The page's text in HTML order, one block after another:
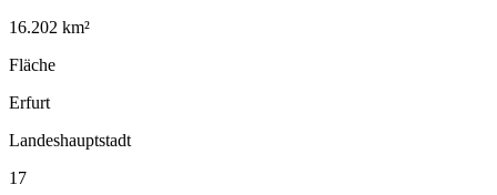
16.202 km²
Fläche
Erfurt
Landeshauptstadt
17